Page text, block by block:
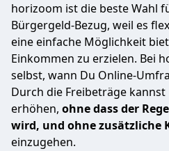
horizoom ist die beste Wahl
Bürgergeld-Bezug, weil es
eine einfache Möglichkeit
Einkommen zu erzielen. Bei
selbst, wann Du Online-
Durch die Freibeträge
erhöhen, ohne dass der
wird, und ohne zusätzliche
einzugehen.